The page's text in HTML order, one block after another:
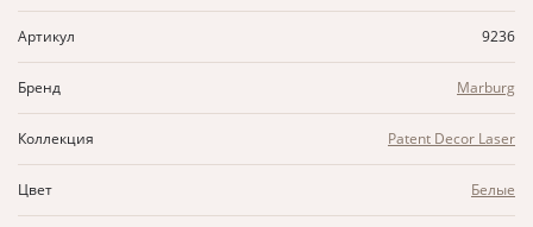
Артикул 9236
Бренд Marburg
Коллекция Patent Decor Laser
Цвет Белые